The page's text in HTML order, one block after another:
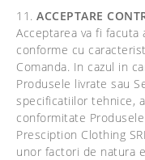
11. ACCEPTARE
Acceptarea va fi
conforme cu
Comanda. In cazul in
Produsele livrate sau
specificatiilor tehnice,
conformitate
Presciption Clothing
unor factori de natura